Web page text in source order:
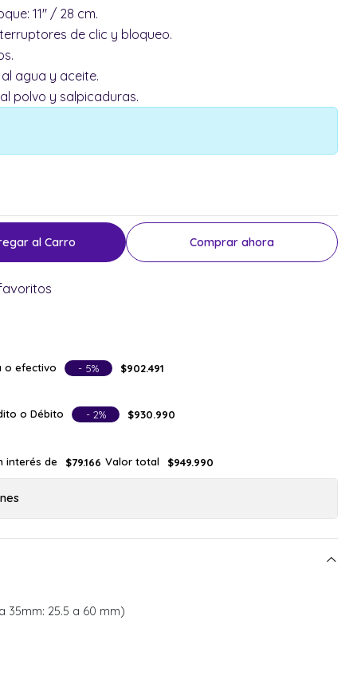
11" / 28 cm.
de clic y bloqueo.
agua y aceite.
polvo y salpicaduras.
al Carro Comprar ahora
o efectivo - 5% $902.491
o Débito - 2% $930.990
interés de $79.166 Valor total $949.990
35mm: 25.5 a 60 mm)